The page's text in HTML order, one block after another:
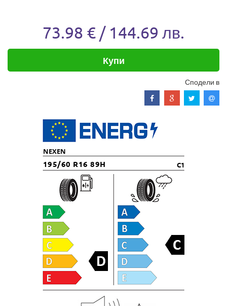
73.98 € / 144.69 лв.
Купи
Сподели в
NEXEN
195/60 R16 89H C1